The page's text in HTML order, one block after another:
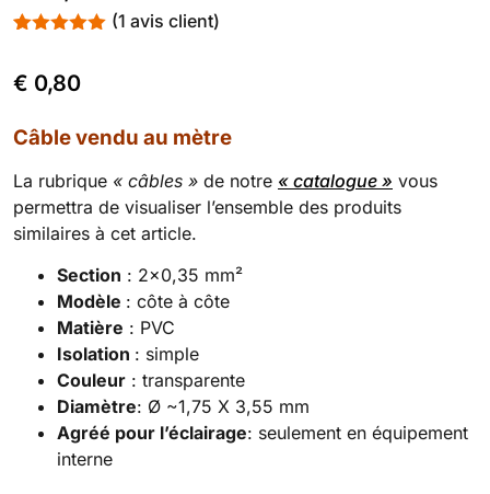
basé sur
notation
(1 avis client)
€ 0,80
Câble vendu au mètre
La rubrique « câbles » de notre « catalogue » vous
permettra de visualiser l’ensemble des produits
similaires à cet article.
Section : 2×0,35 mm²
Modèle : côte à côte
Matière : PVC
Isolation : simple
Couleur : transparente
Diamètre: Ø ~1,75 X 3,55 mm
Agréé pour l’éclairage: seulement en équipement
interne